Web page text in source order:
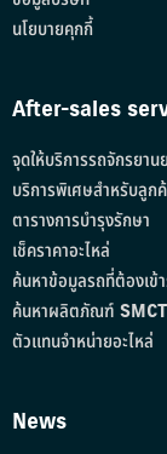
นโยบายคุกกี้
After-sales
จุดให้บริการรถจักรยา
บริการพิเศษสำหรับลูก
ตารางการบำรุงรักษา
เช็คราคาอะไหล่
ค้นหาข้อมูลรถที่ต้องเข้
ค้นหาผลิตภัณฑ์
ตัวแทนจำหน่ายอะไหล่
News